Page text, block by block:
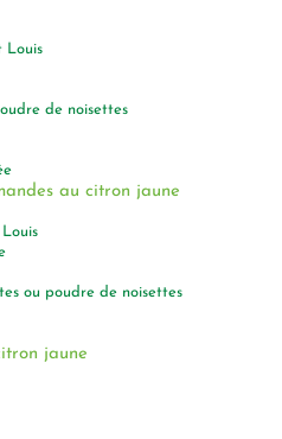
Louis
de noisettes
au citron jaune
ou poudre de noisettes
jaune